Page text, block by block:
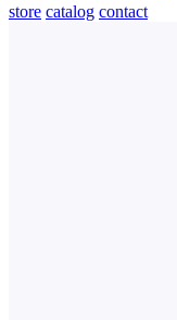
store catalog contact